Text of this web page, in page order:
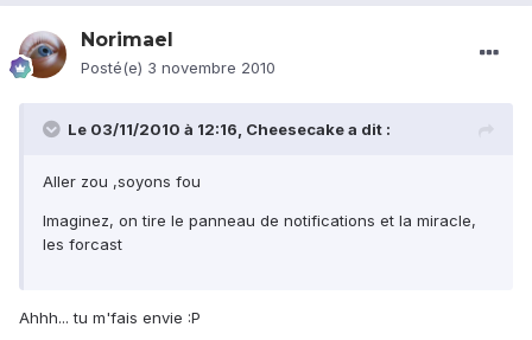
Norimael
Posté(e) 3 novembre 2010
Le 03/11/2010 à 12:16, Cheesecake a dit :
Aller zou ,soyons fou
Imaginez, on tire le panneau de notifications et la miracle,
les forcast
Ahhh... tu m'fais envie :P